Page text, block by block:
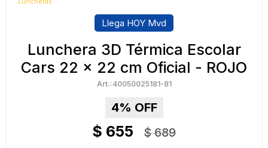
Luncheras
Llega HOY Mvd
Lunchera 3D Térmica Escolar
Cars 22 x 22 cm Oficial - ROJO
40050025181-81
4
$ 655 $ 689